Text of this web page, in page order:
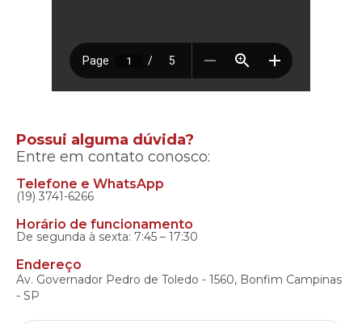
Possui alguma dúvida?
Entre em contato conosco:
Telefone e WhatsApp
(19) 3741-6266
Horário de funcionamento
De segunda à sexta: 7:45 – 17:30
Endereço
Av. Governador Pedro de Toledo - 1560, Bonfim Campinas
- SP